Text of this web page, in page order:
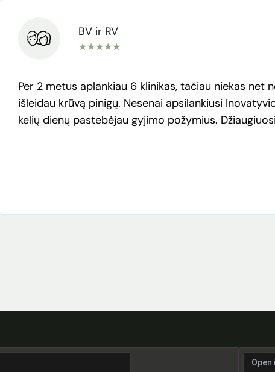
BV ir RV
★★★★★
Per 2 metus aplankiau 6 klinikas, tačiau niekas net
išleidau krūvą pinigų. Nesenai apsilankiusi
kelių dienų pastebėjau gyjimo požymius.